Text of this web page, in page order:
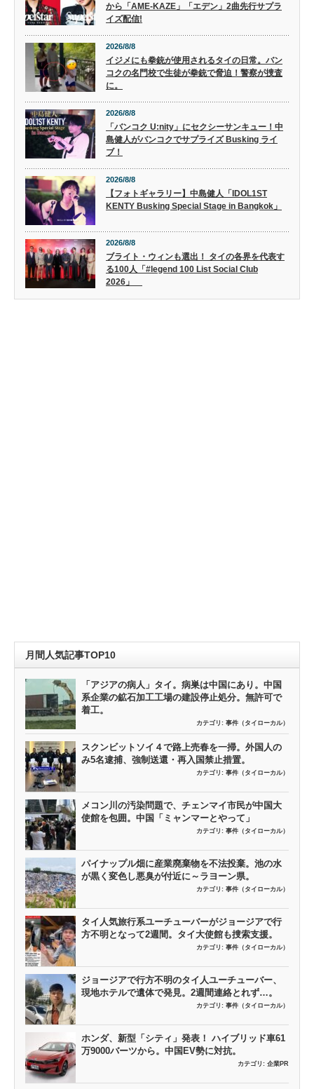
から「AME-KAZE」「エデン」2曲先行サプラ
イズ配信!
2026/8/8
イジメにも拳銃が使用されるタイの日常。バン
コクの名門校で生徒が拳銃で脅迫！警察が捜査
に。
2026/8/8
「バンコク U:nity」にセクシーサンキュー！中
島健人がバンコクでサプライズ Busking ライ
ブ！
2026/8/8
【フォトギャラリー】中島健人「IDOL1ST
KENTY Busking Special Stage in Bangkok」
2026/8/8
ブライト・ウィンも選出！ タイの各界を代表す
る100人「#legend 100 List Social Club
2026」
月間人気記事TOP10
「アジアの病人」タイ。病巣は中国にあり。中国
系企業の鉱石加工工場の建設停止処分。無許可で
着工。
カテゴリ: 事件（タイローカル）
スクンビットソイ４で路上売春を一掃。外国人の
み5名逮捕、強制送還・再入国禁止措置。
カテゴリ: 事件（タイローカル）
メコン川の汚染問題で、チェンマイ市民が中国大
使館を包囲。中国「ミャンマーとやって」
カテゴリ: 事件（タイローカル）
パイナップル畑に産業廃棄物を不法投棄。池の水
が黒く変色し悪臭が付近に～ラヨーン県。
カテゴリ: 事件（タイローカル）
タイ人気旅行系ユーチューバーがジョージアで行
方不明となって2週間。タイ大使館も捜索支援。
カテゴリ: 事件（タイローカル）
ジョージアで行方不明のタイ人ユーチューバー、
現地ホテルで遺体で発見。2週間連絡とれず…。
カテゴリ: 事件（タイローカル）
ホンダ、新型「シティ」発表！ ハイブリッド車61
万9000バーツから。中国EV勢に対抗。
カテゴリ: 企業PR